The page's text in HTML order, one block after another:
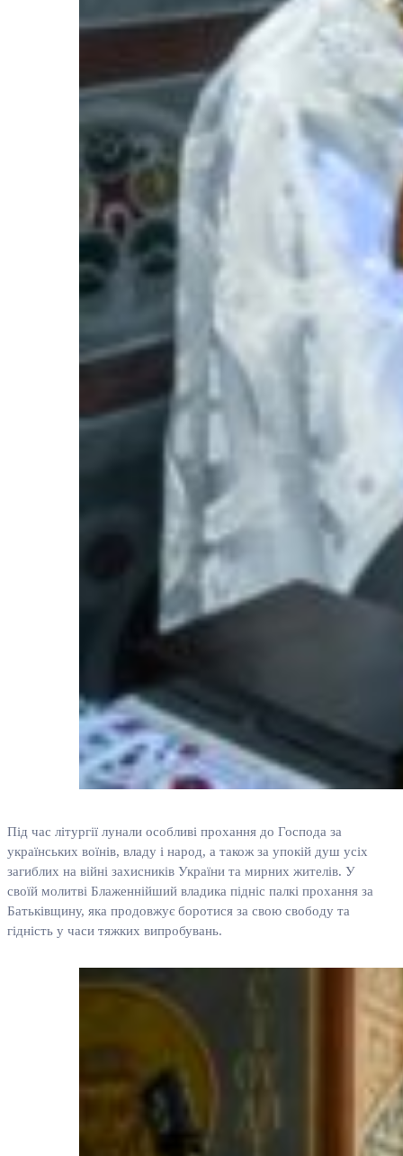
Під час літургії лунали особливі прохання до Господа за
українських воїнів, владу і народ, а також за упокій душ усіх
загиблих на війні захисників України та мирних жителів. У
своїй молитві Блаженнійший владика підніс палкі прохання за
Батьківщину, яка продовжує боротися за свою свободу та
гідність у часи тяжких випробувань.